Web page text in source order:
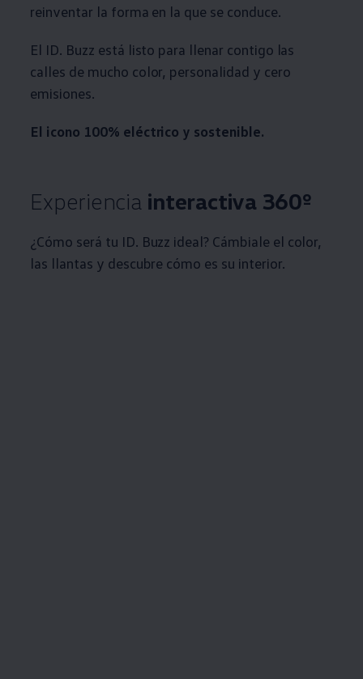
reinventar la forma en la que se conduce.
El ID. Buzz está listo para llenar contigo las
calles de mucho color, personalidad y cero
emisiones.
El icono 100% eléctrico y sostenible.
Experiencia interactiva 360º
¿Cómo será tu ID. Buzz ideal? Cámbiale el color,
las llantas y descubre cómo es su interior.